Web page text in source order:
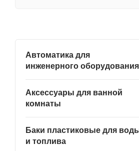
Автоматика для
инженерного оборудования
Аксессуары для ванной
комнаты
Баки пластиковые для
и топлива